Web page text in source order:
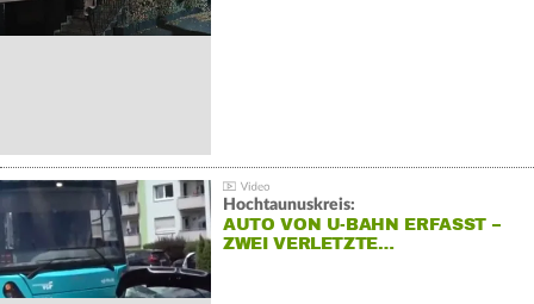
Hochtaunuskreis:
AUTO VON U-BAHN ERFASST –
ZWEI VERLETZTE…